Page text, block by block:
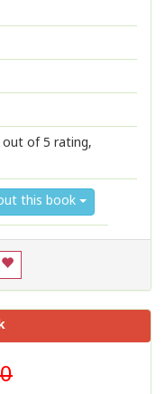
out of 5 rating,
this book